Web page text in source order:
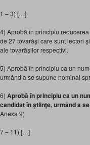
1 – 3) […]
4) Aprobă în principiu
de 27 tovarăşi care sunt lectori
ale tovarăşilor respectivi.
5) Aprobă în principiu ca un
urmând a se supune nominal
6) Aprobă în principiu ca un
candidat în ştiinţe, urmând a
Anexa 9)
7 – 11) […]